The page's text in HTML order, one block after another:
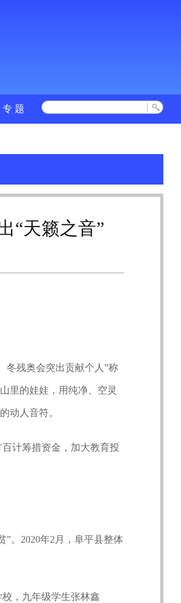
专 题
“天籁之音”
残奥会突出贡献个人”称
里的娃娃，用纯净、空灵
动人音符。
计筹措资金，加大教育投
。2020年2月，阜平县整体
，九年级学生张林鑫